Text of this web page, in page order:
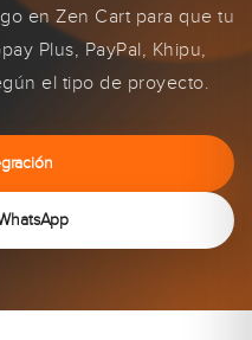
en Zen Cart para que tu
Plus, PayPal, Khipu,
el tipo de proyecto.